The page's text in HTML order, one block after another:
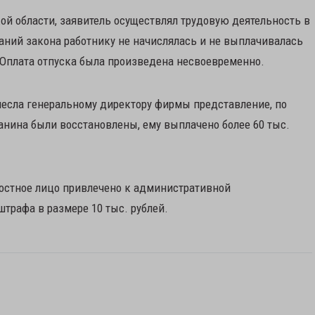
области, заявитель осуществлял трудовую деятельность в
закона работнику не начислялась и не выплачивалась
отпуска была произведена несвоевременно.
генеральному директору фирмы представление, по
были восстановлены, ему выплачено более 60 тыс.
лицо привлечено к административной
в размере 10 тыс. рублей.